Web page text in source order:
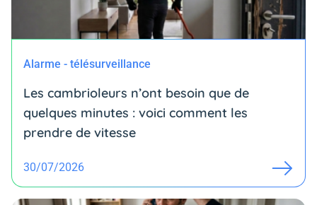
Alarme - télésurveillance
Les cambrioleurs n’ont besoin que de
quelques minutes : voici comment les
prendre de vitesse
30/07/2026